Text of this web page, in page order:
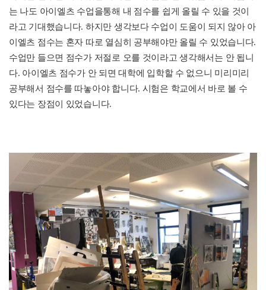
는 나도 아이엘츠 수업을통해 내 점수를 쉽게 올릴 수 있을 것이
라고 기대했습니다. 하지만 생각보다 수업이 도움이 되지 않아 아
이엘츠 점수는 혼자 따로 열심히 공부해야만 올릴 수 있었습니다.
수업만 들으면 점수가 저절로 오를 것이라고 생각해서는 안 됩니
다. 아이엘츠 점수가 안 되면 대학에 입학할 수 없으니 미리미리
공부해서 점수를 따놓아야 합니다. 시험은 학교에서 바로 볼 수
있다는 장점이 있었습니다.